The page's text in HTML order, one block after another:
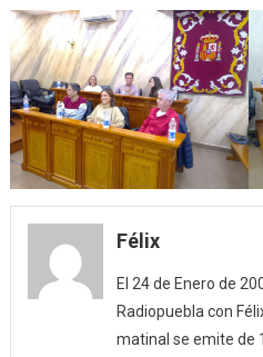
Félix
El 24 de Enero de
Radiopuebla con
matinal se emite de